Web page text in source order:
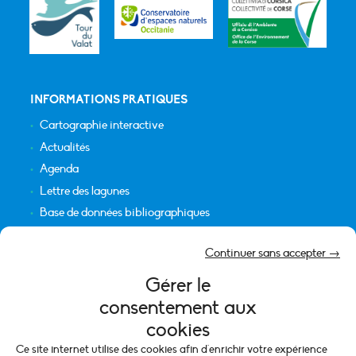
Gérer le
consentement aux
cookies
Ce site internet utilise des cookies afin d'enrichir votre expérience
Continuer sans accepter →
INFORMATIONS PRATIQUES
Cartographie interactive
Actualités
Agenda
Lettre des lagunes
Base de données bibliographiques
Mentions légales
Politique de cookies (UE)